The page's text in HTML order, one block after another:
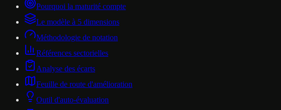
Pourquoi la maturité compte
Le modèle à 5 dimensions
Méthodologie de notation
Références sectorielles
Analyse des écarts
Feuille de route d'amélioration
Outil d'auto-évaluation